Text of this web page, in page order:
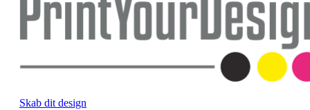
Skab dit design